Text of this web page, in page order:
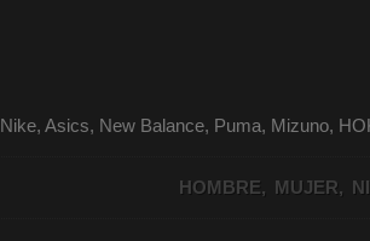
Nike, Asics, New Balance, Puma, Mizuno,
HOMBRE MUJER